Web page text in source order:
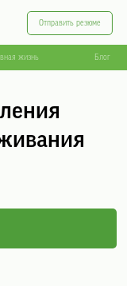
жизнь Блог
Отправить резюме